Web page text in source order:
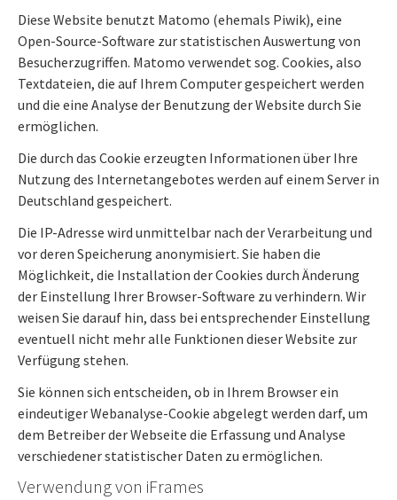
Diese Website benutzt Matomo (ehemals Piwik), eine
Open-Source-Software zur statistischen Auswertung von
Besucherzugriffen. Matomo verwendet sog. Cookies, also
Textdateien, die auf Ihrem Computer gespeichert werden
und die eine Analyse der Benutzung der Website durch Sie
ermöglichen.
Die durch das Cookie erzeugten Informationen über Ihre
Nutzung des Internetangebotes werden auf einem Server in
Deutschland gespeichert.
Die IP-Adresse wird unmittelbar nach der Verarbeitung und
vor deren Speicherung anonymisiert. Sie haben die
Möglichkeit, die Installation der Cookies durch Änderung
der Einstellung Ihrer Browser-Software zu verhindern. Wir
weisen Sie darauf hin, dass bei entsprechender Einstellung
eventuell nicht mehr alle Funktionen dieser Website zur
Verfügung stehen.
Sie können sich entscheiden, ob in Ihrem Browser ein
eindeutiger Webanalyse-Cookie abgelegt werden darf, um
dem Betreiber der Webseite die Erfassung und Analyse
verschiedener statistischer Daten zu ermöglichen.
Verwendung von iFrames